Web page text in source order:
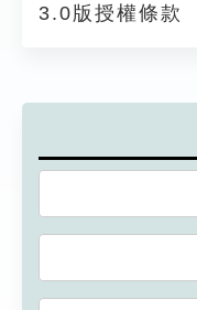
3.0版授權條款